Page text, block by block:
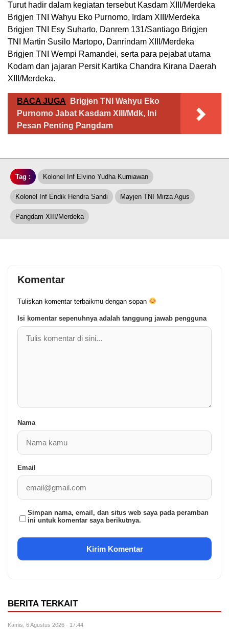
Turut hadir dalam kegiatan tersebut Kasdam XIII/Merdeka
Brigjen TNI Wahyu Eko Purnomo, Irdam XIII/Merdeka
Brigjen TNI Esy Suharto, Danrem 131/Santiago Brigjen
TNI Martin Susilo Martopo, Danrindam XIII/Merdeka
Brigjen TNI Wempi Ramandei, serta para pejabat utama
Kodam dan jajaran Persit Kartika Chandra Kirana Daerah
XIII/Merdeka.
BACA JUGA
Brigjen TNI Wahyu Eko
Purnomo Jabat Kasdam XIII/Mdk, Ini
Pesan Penting Pangdam
Tag : Kolonel Inf Elvino Yudha Kurniawan
Kolonel Inf Endik Hendra Sandi Mayjen TNI Mirza Agus
Pangdam XIII/Merdeka
Komentar
Tuliskan komentar terbaikmu dengan sopan
Isi komentar sepenuhnya adalah tanggung jawab pengguna
Nama
Email
Simpan nama, email, dan situs web saya pada peramban
ini untuk komentar saya berikutnya.
BERITA TERKAIT
Kamis, 6 Agustus 2026 - 17:44